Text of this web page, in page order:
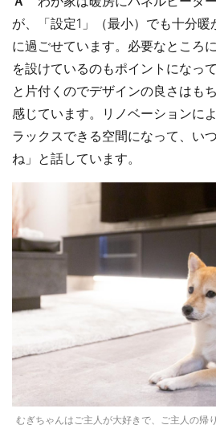
が、「設定1」（最小）でも十分
に過ごせています。必要なところ
を設けているのもポイントになっ
と片付くのでデザインの良さはも
感じています。リノベーションに
ラックスできる空間になって、い
ね」と話しています。
むぎちゃんはご主人が大好きで、ご主人の帰